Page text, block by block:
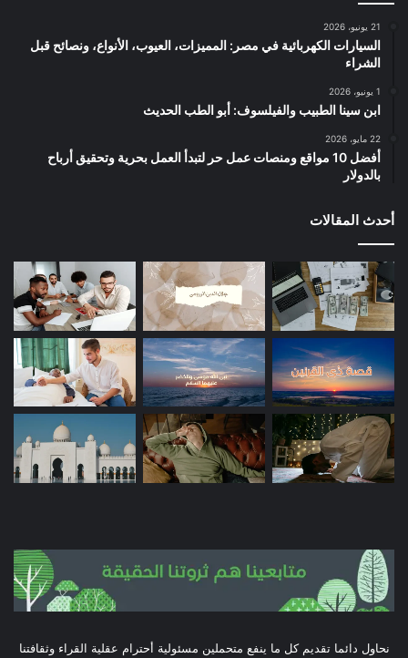
21 يونيو، 2026
السيارات الكهربائية في مصر: المميزات، العيوب، الأنواع، ونصائح قبل
الشراء
1 يونيو، 2026
ابن سينا الطبيب والفيلسوف: أبو الطب الحديث
22 مايو، 2026
أفضل 10 مواقع ومنصات عمل حر لتبدأ العمل بحرية وتحقيق أرباح
بالدولار
أحدث المقالات
نحاول دائما تقديم كل ما ينفع متحملين مسئولية أحترام عقلية القراء وثقافتنا